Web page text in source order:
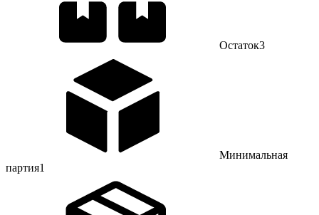
Остаток3
Минимальная
партия1